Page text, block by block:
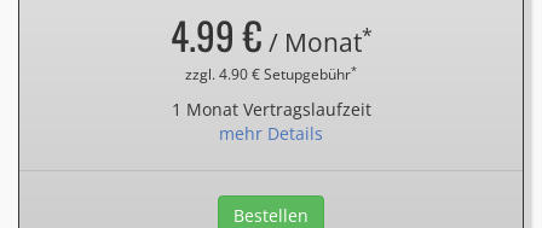
4.99 € / Monat*
zzgl. 4.90 € Setupgebühr*
1 Monat Vertragslaufzeit
mehr Details
Bestellen